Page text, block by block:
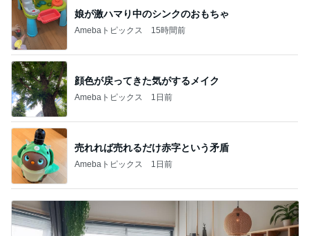
娘が激ハマり中のシンクのおもちゃ
Amebaトピックス 15時間前
顔色が戻ってきた気がするメイク
Amebaトピックス 1日前
売れれば売れるだけ赤字という矛盾
Amebaトピックス 1日前